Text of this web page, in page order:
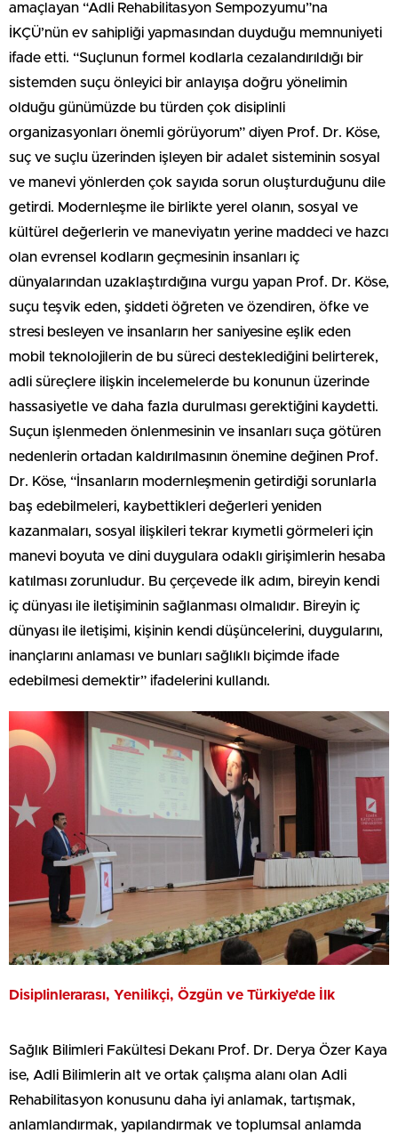
amaçlayan “Adli Rehabilitasyon Sempozyumu”na
İKÇÜ’nün ev sahipliği yapmasından duyduğu memnuniyeti
ifade etti. “Suçlunun formel kodlarla cezalandırıldığı bir
sistemden suçu önleyici bir anlayışa doğru yönelimin
olduğu günümüzde bu türden çok disiplinli
organizasyonları önemli görüyorum” diyen Prof. Dr. Köse,
suç ve suçlu üzerinden işleyen bir adalet sisteminin sosyal
ve manevi yönlerden çok sayıda sorun oluşturduğunu dile
getirdi. Modernleşme ile birlikte yerel olanın, sosyal ve
kültürel değerlerin ve maneviyatın yerine maddeci ve hazcı
olan evrensel kodların geçmesinin insanları iç
dünyalarından uzaklaştırdığına vurgu yapan Prof. Dr. Köse,
suçu teşvik eden, şiddeti öğreten ve özendiren, öfke ve
stresi besleyen ve insanların her saniyesine eşlik eden
mobil teknolojilerin de bu süreci desteklediğini belirterek,
adli süreçlere ilişkin incelemelerde bu konunun üzerinde
hassasiyetle ve daha fazla durulması gerektiğini kaydetti.
Suçun işlenmeden önlenmesinin ve insanları suça götüren
nedenlerin ortadan kaldırılmasının önemine değinen Prof.
Dr. Köse, “İnsanların modernleşmenin getirdiği sorunlarla
baş edebilmeleri, kaybettikleri değerleri yeniden
kazanmaları, sosyal ilişkileri tekrar kıymetli görmeleri için
manevi boyuta ve dini duygulara odaklı girişimlerin hesaba
katılması zorunludur. Bu çerçevede ilk adım, bireyin kendi
iç dünyası ile iletişiminin sağlanması olmalıdır. Bireyin iç
dünyası ile iletişimi, kişinin kendi düşüncelerini, duygularını,
inançlarını anlaması ve bunları sağlıklı biçimde ifade
edebilmesi demektir” ifadelerini kullandı.
Disiplinlerarası, Yenilikçi, Özgün ve Türkiye’de İlk
Sağlık Bilimleri Fakültesi Dekanı Prof. Dr. Derya Özer Kaya
ise, Adli Bilimlerin alt ve ortak çalışma alanı olan Adli
Rehabilitasyon konusunu daha iyi anlamak, tartışmak,
anlamlandırmak, yapılandırmak ve toplumsal anlamda